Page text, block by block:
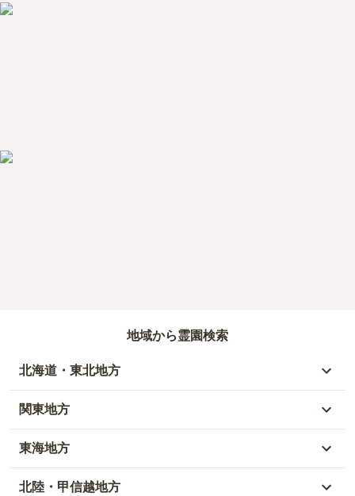
地域から霊園検索
北海道・東北地方
北海道
青森県
秋田県
関東地方
東京都
神奈川県
東海地方
愛知県
北陸・甲信越地方